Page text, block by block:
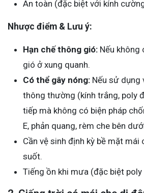
An toàn (đặc biệt với kính
Nhược điểm & Lưu ý:
Hạn chế thông gió: Nếu không
gió ở xung quanh.
Có thể gây nóng: Nếu sử
thông thường (kính trắng, poly
tiếp mà không có biện pháp
E, phản quang, rèm che bên
Cần vệ sinh định kỳ bề mặt
suốt.
Tiếng ồn khi mưa (đặc biệt